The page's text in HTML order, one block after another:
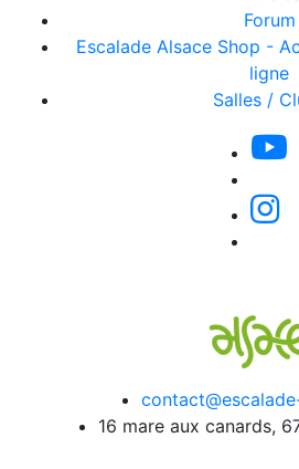
Forum
Escalade Alsace Shop -
ligne
Salles /
16 mare aux canards,